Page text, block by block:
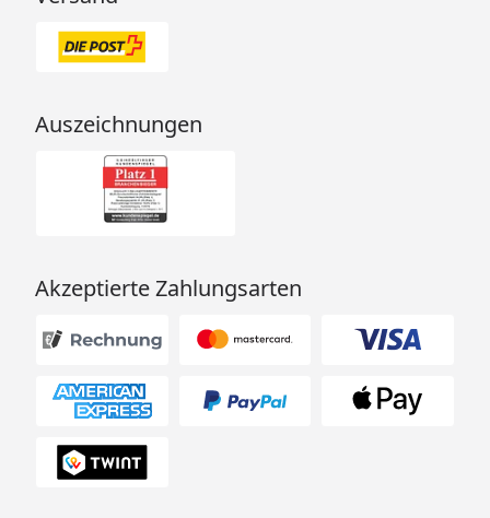
werden die
Fundamentbalken von
kostenlos mitgebracht.
(optional erhältlich - siehe
Auszeichnungen
Akzeptierte Zahlungsarten